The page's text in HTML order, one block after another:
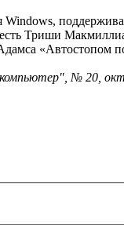
Триши
«Автостопом
№ 20,